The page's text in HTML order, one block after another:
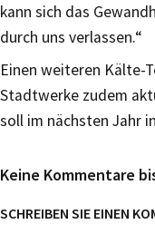
kann sich das
durch uns verlassen.“
Einen weiteren Kälte-
Stadtwerke zudem
soll im nächsten Jahr
Keine Kommentare
SCHREIBEN SIE EINEN